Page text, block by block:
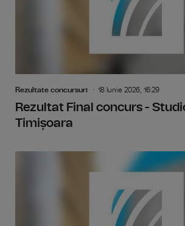
Rezultate concursuri 18 Iunie 2026, 16:29
Rezultat Final concurs -
Timișoara